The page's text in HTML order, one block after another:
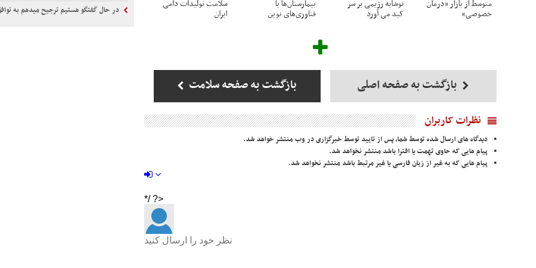
متوسط از بازار «درمان
خصوصی»
نوشابه رژیمی بر سر
کبد می آورد
بیمارستان‌ها با
فناوری‌های نوین
سلامت تولیدات دامی
ایران
بازگشت به صفحه اصلی بازگشت به صفحه سلامت
نظرات کاربران
دیدگاه های ارسال شده توسط شما، پس از تایید توسط خبرگزاری در وب منتشر خواهد شد.
پیام هایی که حاوی تهمت یا افترا باشد منتشر نخواهد شد.
پیام هایی که به غیر از زبان فارسی یا غیر مرتبط باشد منتشر نخواهد شد.
در حال گفتگو هستیم ترجیح میدهم به